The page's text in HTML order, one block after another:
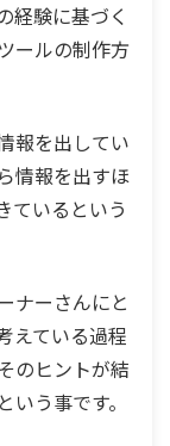
経験に基づく
ールの制作方
報を出してい
情報を出すほ
ているという
ナーさんにと
えている過程
のヒントが結
う事です。